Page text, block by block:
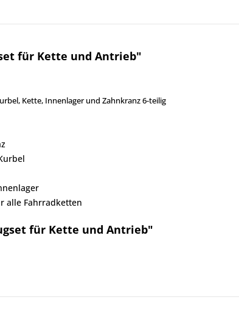
für Kette und Antrieb"
Kette, Innenlager und Zahnkranz 6-teilig
Innenlager
für alle Fahrradketten
für Kette und Antrieb"